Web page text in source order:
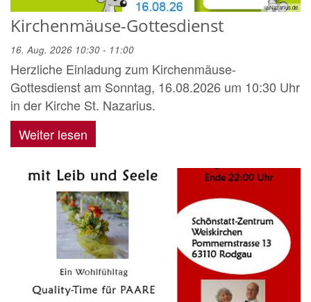
© Nazarius.de
Kirchenmäuse-Gottesdienst
16. Aug. 2026 10:30 - 11:00
Herzliche Einladung zum Kirchenmäuse-
Gottesdienst am Sonntag, 16.08.2026 um 10:30 Uhr
in der Kirche St. Nazarius.
Weiter lesen